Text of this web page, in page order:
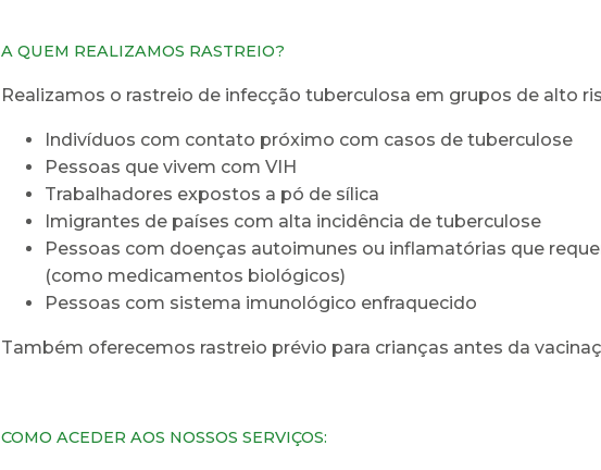
A QUEM REALIZAMOS RASTREIO?
Realizamos o rastreio de infecção tuberculosa em grupos de alto
Indivíduos com contato próximo com casos de tuberculose
Pessoas que vivem com VIH
Trabalhadores expostos a pó de sílica
Imigrantes de países com alta incidência de tuberculose
Pessoas com doenças autoimunes ou inflamatórias que
(como medicamentos biológicos)
Pessoas com sistema imunológico enfraquecido
Também oferecemos rastreio prévio para crianças antes da
COMO ACEDER AOS NOSSOS SERVIÇOS: